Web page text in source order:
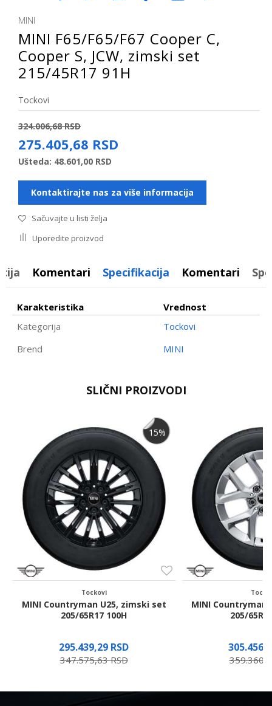
MINI
MINI F65/F65/F67 Cooper C,
Cooper S, JCW, zimski set
215/45R17 91H
Tockovi
324.006,68 RSD
275.405,68 RSD
Ušteda: 48.601,00 RSD
Kontaktirajte nas za više informacija
Sačuvajte u listi želja
Uporedite proizvod
Komentari Specifikacija Komentari
Karakteristika
Vrednost
Kategorija
Tockovi
Brend
MINI
Poruka
SLIČNI PROIZVODI
15%
Tockovi
MINI Countryman U25, zimski set
205/65R17 100H
295.439,29 RSD
347.575,63RSD
MINI Countryman
205/